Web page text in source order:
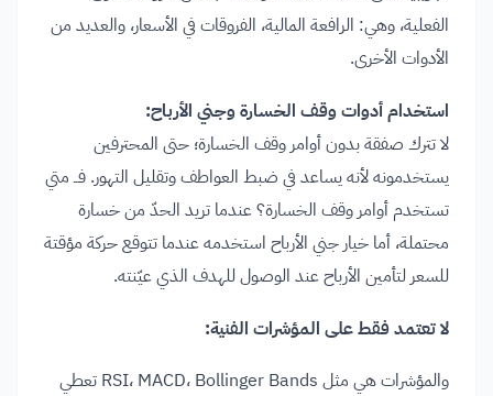
الفعلية، وهي: الرافعة المالية، الفروقات في الأسعار، والعديد من
الأدوات الأخرى.
استخدام أدوات وقف الخسارة وجني الأرباح:
لا تترك صفقة بدون أوامر وقف الخسارة؛ حتى المحترفين
يستخدمونه لأنه يساعد في ضبط العواطف وتقليل التهور. فــ متي
تستخدم أوامر وقف الخسارة؟ عندما تريد الحدّ من خسارة
محتملة، أما خيار جني الأرباح استخدمه عندما تتوقع حركة مؤقتة
للسعر لتأمين الأرباح عند الوصول للهدف الذي عيّنته.
لا تعتمد فقط على المؤشرات الفنية:
والمؤشرات هي مثل RSI، MACD، Bollinger Bands تعطي